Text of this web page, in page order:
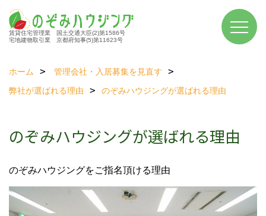
賃貸住宅管理業 国土交通大臣(2)第1586号
宅地建物取引業 京都府知事(5)第11623号
ホーム
管理会社・入居募集を見直す
弊社が選ばれる理由
のぞみハウジングが選ばれる理由
のぞみハウジングが選ばれる理由
のぞみハウジングをご指名頂ける理由